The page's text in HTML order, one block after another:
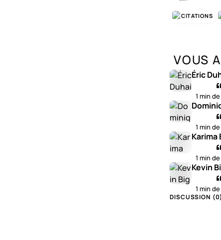
CITATIONS
VOUS
Éric
1 min
1 min
1 min
Kevin
1 min
DISCUSSION (0)